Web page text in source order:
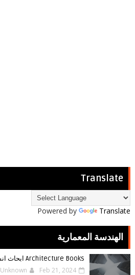
Translate
Powered by Translate
الهندسة المعمارية
Architecture Books ابحاث انشاء معمارى
Unknown Feb 21, 2024